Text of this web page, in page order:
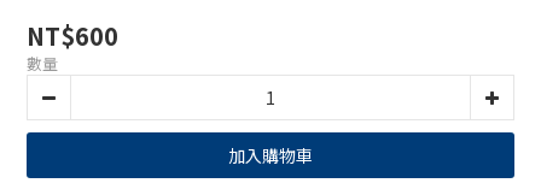
NT$600
數量
加入購物車